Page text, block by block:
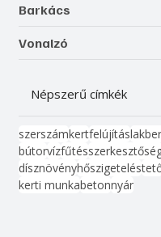
Barkács
Vonalzó
Népszerű címkék
szerszámkertfelújítás
bútorvízfűtés
dísznövényhőszigetelés
kerti munkabetonnyár